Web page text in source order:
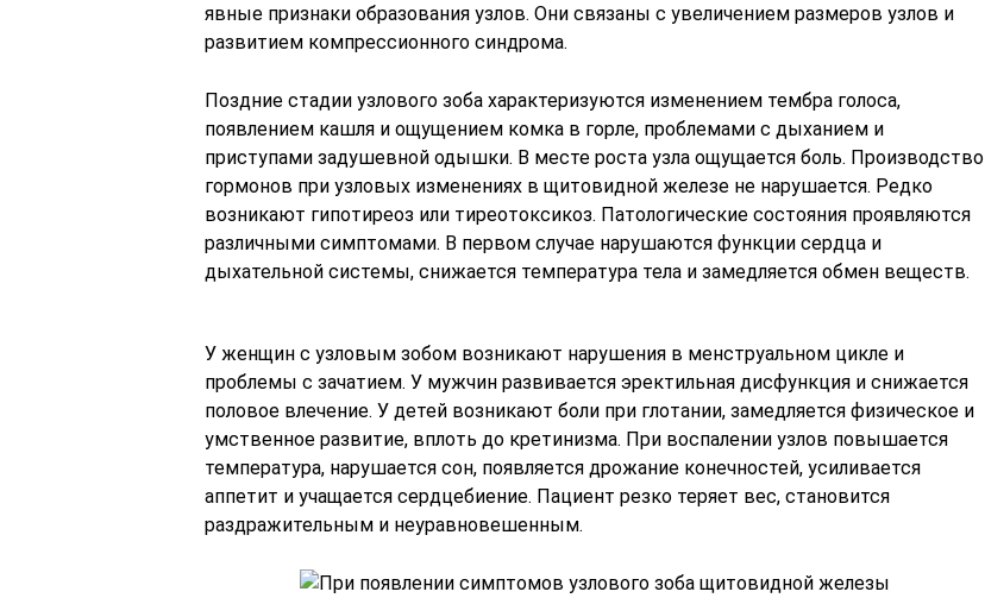
явные признаки образования узлов. Они связаны с увеличением размеров узлов и
развитием компрессионного синдрома.
Поздние стадии узлового зоба характеризуются изменением тембра голоса,
появлением кашля и ощущением комка в горле, проблемами с дыханием и
приступами задушевной одышки. В месте роста узла ощущается боль. Производство
гормонов при узловых изменениях в щитовидной железе не нарушается. Редко
возникают гипотиреоз или тиреотоксикоз. Патологические состояния проявляются
различными симптомами. В первом случае нарушаются функции сердца и
дыхательной системы, снижается температура тела и замедляется обмен веществ.
У женщин с узловым зобом возникают нарушения в менструальном цикле и
проблемы с зачатием. У мужчин развивается эректильная дисфункция и снижается
половое влечение. У детей возникают боли при глотании, замедляется физическое и
умственное развитие, вплоть до кретинизма. При воспалении узлов повышается
температура, нарушается сон, появляется дрожание конечностей, усиливается
аппетит и учащается сердцебиение. Пациент резко теряет вес, становится
раздражительным и неуравновешенным.